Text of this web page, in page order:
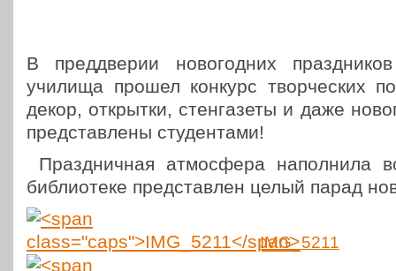
В пред­две­рии ново­год­них
училища прошел конкурс твор­че­ских
декор, открыт­ки, стен­га­зе­ты и даже
пред­став­ле­ны студентами!
Празд­нич­ная атмо­сфе­ра напол­ни­ла
биб­лио­те­ке пред­став­лен целый парад
IMG_5211